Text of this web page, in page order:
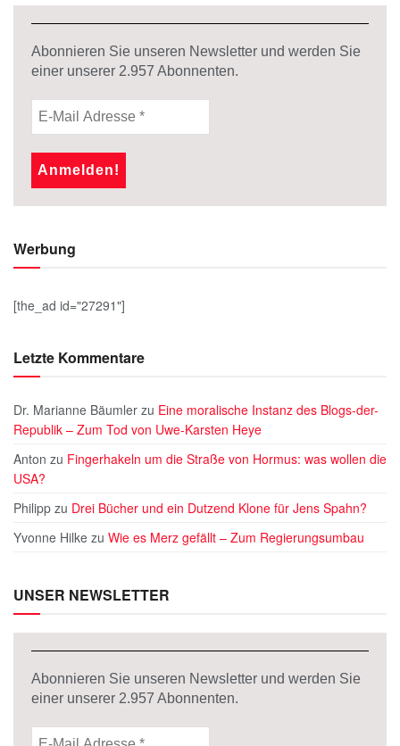
Abonnieren Sie unseren Newsletter und werden Sie
einer unserer 2.957 Abonnenten.
Werbung
[the_ad id="27291"]
Letzte Kommentare
Dr. Marianne Bäumler zu Eine moralische Instanz des Blogs-der-
Republik – Zum Tod von Uwe-Karsten Heye
Anton zu Fingerhakeln um die Straße von Hormus: was wollen die
USA?
Philipp zu Drei Bücher und ein Dutzend Klone für Jens Spahn?
Yvonne Hilke zu Wie es Merz gefällt – Zum Regierungsumbau
UNSER NEWSLETTER
Abonnieren Sie unseren Newsletter und werden Sie
einer unserer 2.957 Abonnenten.